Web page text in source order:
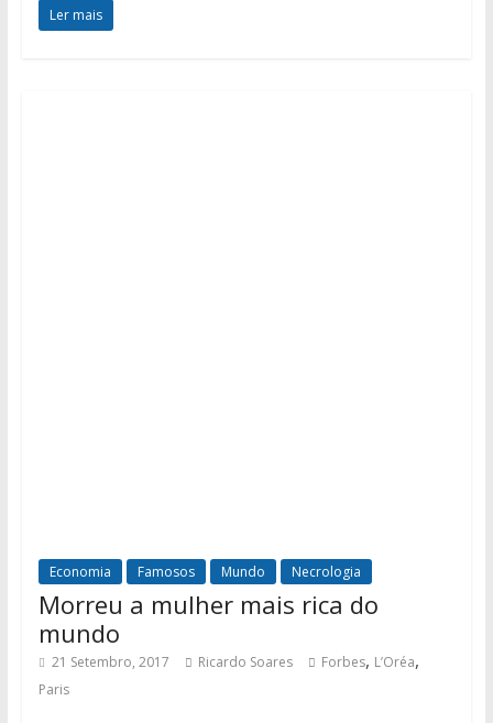
Ler mais
Economia Famosos Mundo Necrologia
Morreu a mulher mais rica do
mundo
21 Setembro, 2017 Ricardo Soares Forbes, L’Oréa,
Paris